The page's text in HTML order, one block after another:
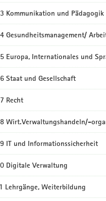
Kommunikation und Pädagogik
Gesundheitsmanagement/
Europa, Internationales und
Staat und Gesellschaft
Recht
Wirt.Verwaltungshandeln/-
IT und Informationssicherheit
Digitale Verwaltung
Lehrgänge, Weiterbildung